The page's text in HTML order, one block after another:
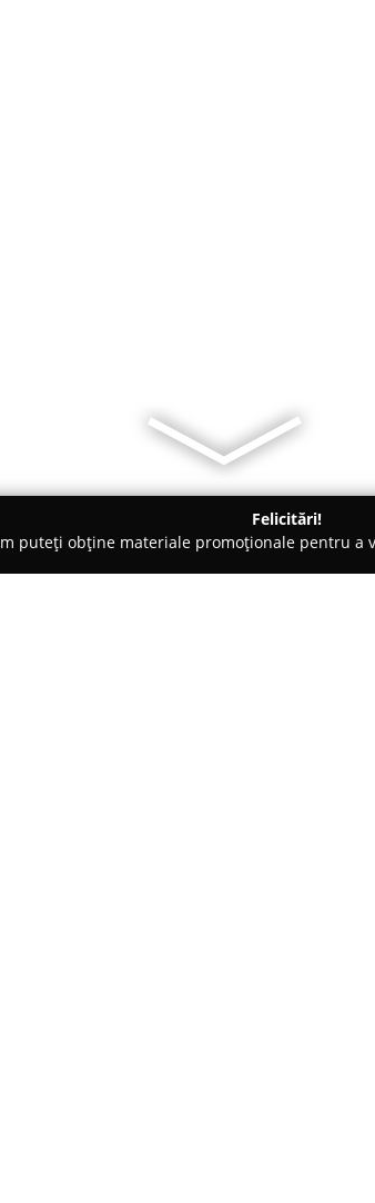
Felicitări!
puteți obține materiale promoționale pentru a